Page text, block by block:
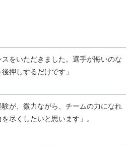
スをいただきました。選手が悔いのな
押しするだけです」
験が、微力ながら、チームの力になれ
尽くしたいと思います」。